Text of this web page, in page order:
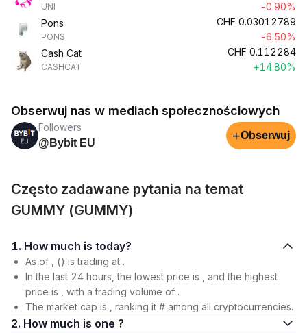
UNI
-0.90%
Pons
PONS
CHF 0.03012789
-6.50%
Cash Cat
CASHCAT
CHF 0.112284
+14.80%
Obserwuj nas w mediach społecznościowych
Followers
@Bybit EU
+Obserwuj
Często zadawane pytania na temat
GUMMY (GUMMY)
1. How much is today?
As of , () is trading at .
In the last 24 hours, the lowest price is , and the highest
price is , with a trading volume of .
The market cap is , ranking it # among all cryptocurrencies.
2. How much is one ?